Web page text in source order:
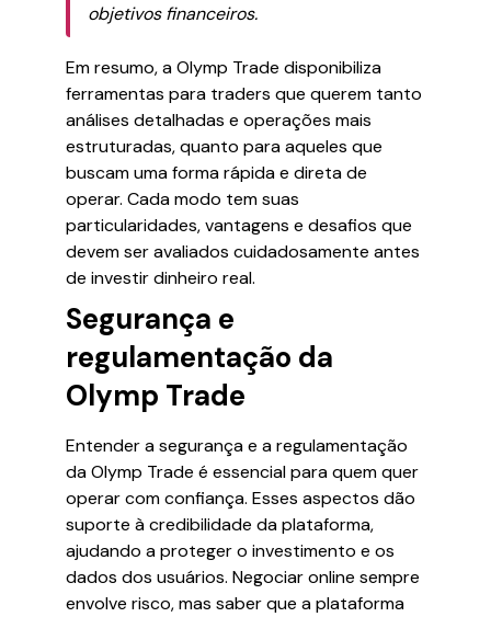
objetivos financeiros.
Em resumo, a Olymp Trade disponibiliza
ferramentas para traders que querem tanto
análises detalhadas e operações mais
estruturadas, quanto para aqueles que
buscam uma forma rápida e direta de
operar. Cada modo tem suas
particularidades, vantagens e desafios que
devem ser avaliados cuidadosamente antes
de investir dinheiro real.
Segurança e
regulamentação da
Olymp Trade
Entender a segurança e a regulamentação
da Olymp Trade é essencial para quem quer
operar com confiança. Esses aspectos dão
suporte à credibilidade da plataforma,
ajudando a proteger o investimento e os
dados dos usuários. Negociar online sempre
envolve risco, mas saber que a plataforma